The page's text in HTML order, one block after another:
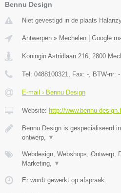
Bennu Design
Niet gevestigd in de plaats
Antwerpen » Mechelen Google
Koningin Astridlaan 216, 2800
Tel: 0488100321, Fax: -, BTW-nr: -
E-mail › Bennu Design
Website: http://www.bennu-
Bennu Design is gespecialiseerd
ontwerp, ▼
Webdesign, Webshops, Ontwerp,
Marketing, ▼
Er wordt gewerkt op afspraak.